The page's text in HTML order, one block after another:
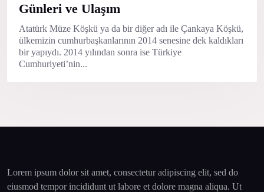
Günleri ve Ulaşım
Atatürk Müze Köşkü ya da bir diğer adı ile Çankaya Köşkü,
ülkemizin cumhurbaşkanlarının 2014 senesine dek kaldıkları
bir yapıydı. 2014 yılından sonra ise Türkiye
Cumhuriyeti’nin...
Lorem ipsum dolor sit amet, consectetur adipiscing elit, sed do
eiusmod tempor incididunt ut labore et dolore magna aliqua. Ut